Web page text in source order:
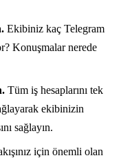
Ekibiniz kaç Telegram
Konuşmalar nerede
Tüm iş hesaplarını tek
ekibinizin
sağlayın.
için önemli olan